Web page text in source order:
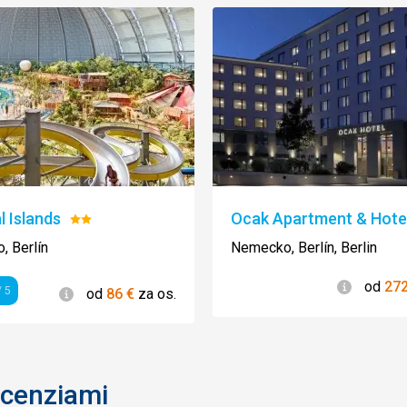
Islands Hodnotenie:
Berlín
5 Informácie
od 86 € za os.
Ocak Apartment & Hotel
Nemecko, Berlín, Berlin
od